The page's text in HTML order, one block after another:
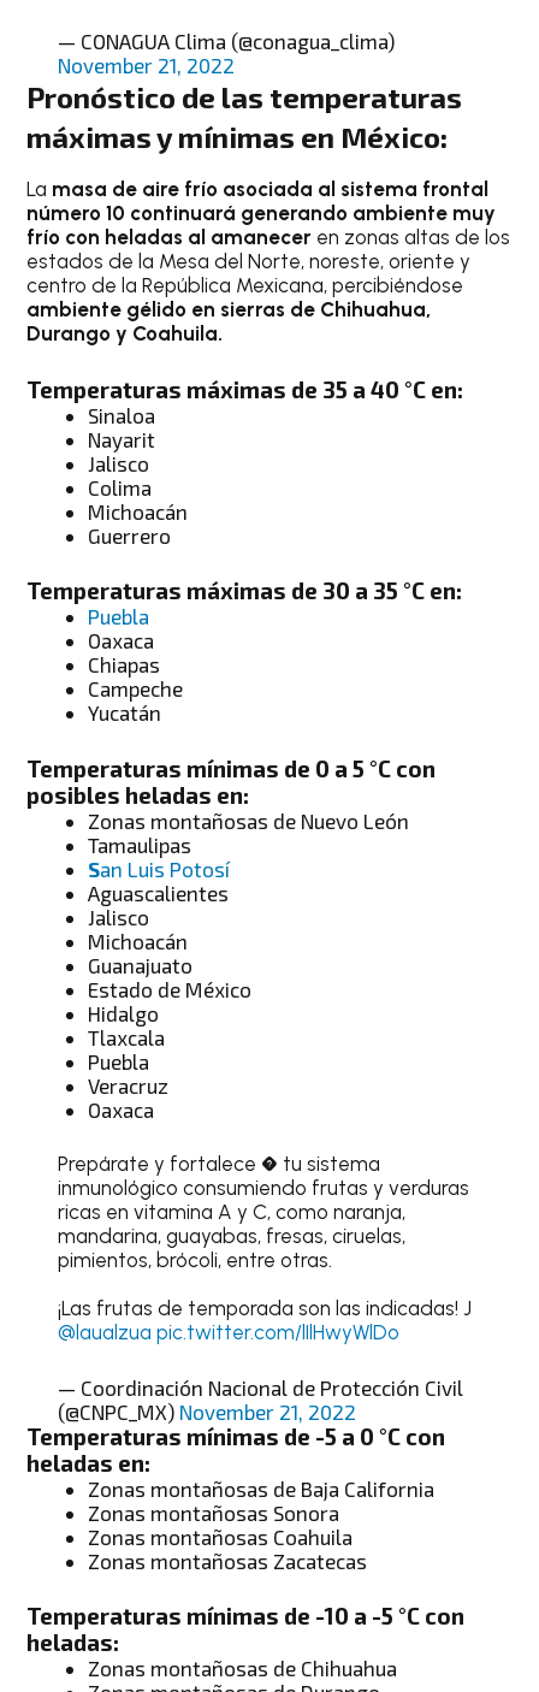
— CONAGUA Clima (@conagua_clima)
November 21, 2022
Pronóstico de las temperaturas
máximas y mínimas en México:
La masa de aire frío asociada al sistema frontal
número 10 continuará generando ambiente muy
frío con heladas al amanecer en zonas altas de los
estados de la Mesa del Norte, noreste, oriente y
centro de la República Mexicana, percibiéndose
ambiente gélido en sierras de Chihuahua,
Durango y Coahuila.
Temperaturas máximas de 35 a 40 °C en:
Sinaloa
Nayarit
Jalisco
Colima
Michoacán
Guerrero
Temperaturas máximas de 30 a 35 °C en:
Puebla
Oaxaca
Chiapas
Campeche
Yucatán
Temperaturas mínimas de 0 a 5 °C con
posibles heladas en:
Zonas montañosas de Nuevo León
Tamaulipas
San Luis Potosí
Aguascalientes
Jalisco
Michoacán
Guanajuato
Estado de México
Hidalgo
Tlaxcala
Puebla
Veracruz
Oaxaca
Prepárate y fortalece � tu sistema
inmunológico consumiendo frutas y verduras
ricas en vitamina A y C, como naranja,
mandarina, guayabas, fresas, ciruelas,
pimientos, brócoli, entre otras.
¡Las frutas de temporada son las indicadas! J
@laualzua pic.twitter.com/lIlHwyWlDo
— Coordinación Nacional de Protección Civil
(@CNPC_MX) November 21, 2022
Temperaturas mínimas de -5 a 0 °C con
heladas en:
Zonas montañosas de Baja California
Zonas montañosas Sonora
Zonas montañosas Coahuila
Zonas montañosas Zacatecas
Temperaturas mínimas de -10 a -5 °C con
heladas:
Zonas montañosas de Chihuahua